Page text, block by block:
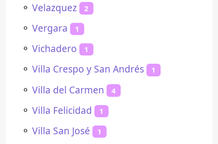
⚬ Velazquez 2
⚬ Vergara 1
⚬ Vichadero 1
⚬ Villa Crespo y San Andrés 1
⚬ Villa del Carmen 4
⚬ Villa Felicidad 1
⚬ Villa San José 1